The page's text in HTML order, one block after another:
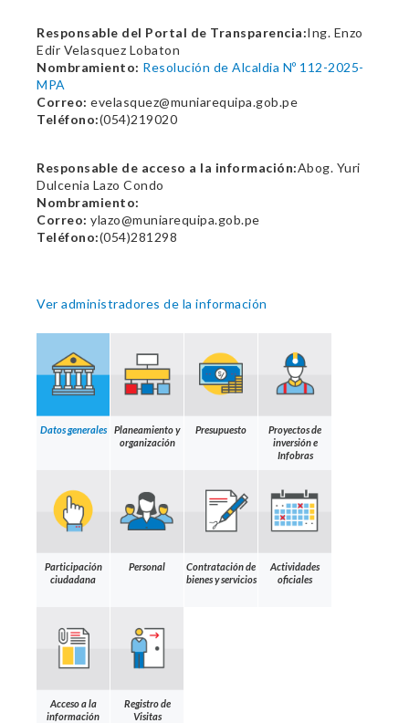
Responsable del Portal de Transparencia:Ing. Enzo
Edir Velasquez Lobaton
Nombramiento: Resolución de Alcaldia Nº 112-2025-
MPA
Correo: evelasquez@muniarequipa.gob.pe
Teléfono:(054)219020
Responsable de acceso a la información:Abog. Yuri
Dulcenia Lazo Condo
Nombramiento:
Correo: ylazo@muniarequipa.gob.pe
Teléfono:(054)281298
Ver administradores de la información
Datos generales
Planeamiento y
organización
Presupuesto
Proyectos de
inversión e
Infobras
Participación
ciudadana
Personal
Contratación de
bienes y servicios
Actividades
oficiales
Acceso a la
información
Registro de
Visitas